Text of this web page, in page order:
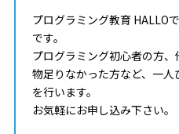
プログラミング教育 HALLO
です。
プログラミング初心者の方
物足りなかった方など、一
を行います。
お気軽にお申し込み下さい。